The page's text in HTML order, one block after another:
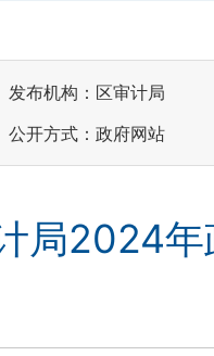
发布机构：区审计局
公开方式：政府网站
局2024